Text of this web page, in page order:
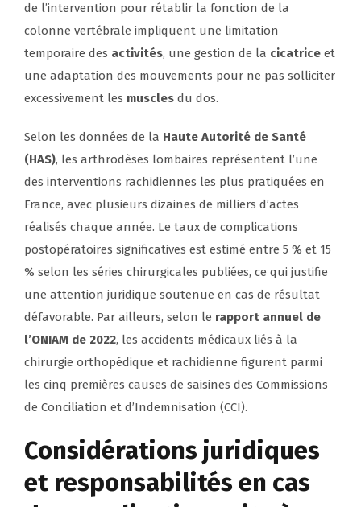
de l’intervention pour rétablir la fonction de la
colonne vertébrale impliquent une limitation
temporaire des activités, une gestion de la cicatrice et
une adaptation des mouvements pour ne pas solliciter
excessivement les muscles du dos.
Selon les données de la Haute Autorité de Santé
(HAS), les arthrodèses lombaires représentent l’une
des interventions rachidiennes les plus pratiquées en
France, avec plusieurs dizaines de milliers d’actes
réalisés chaque année. Le taux de complications
postopératoires significatives est estimé entre 5 % et 15
% selon les séries chirurgicales publiées, ce qui justifie
une attention juridique soutenue en cas de résultat
défavorable. Par ailleurs, selon le rapport annuel de
l’ONIAM de 2022, les accidents médicaux liés à la
chirurgie orthopédique et rachidienne figurent parmi
les cinq premières causes de saisines des Commissions
de Conciliation et d’Indemnisation (CCI).
Considérations juridiques
et responsabilités en cas